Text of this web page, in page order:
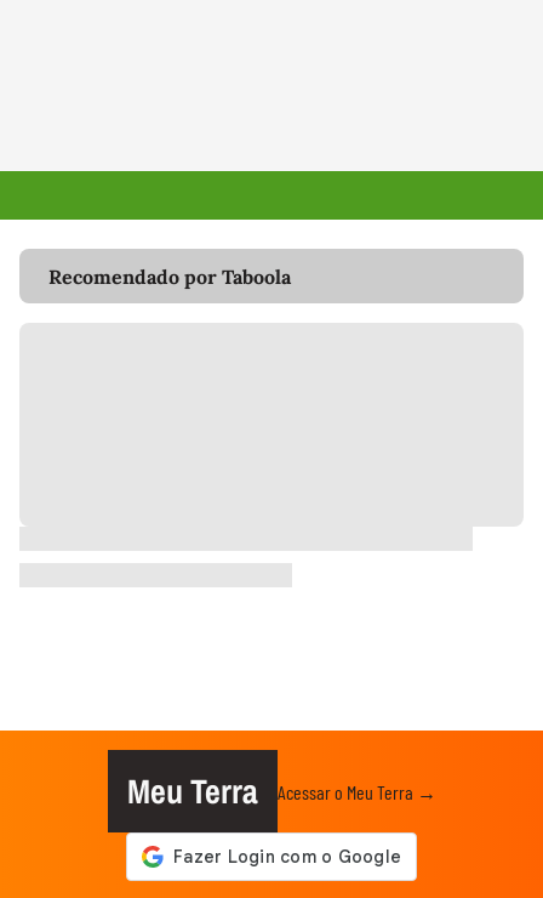
Recomendado por Taboola
Meu Terra Acessar o Meu Terra →